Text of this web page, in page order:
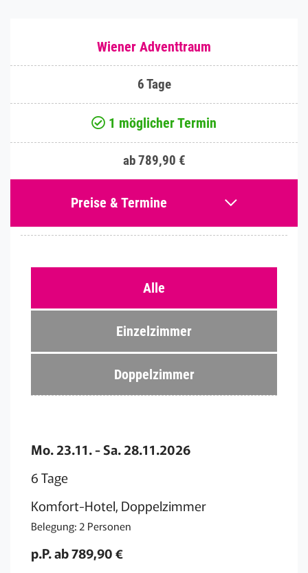
Wiener Adventtraum
6 Tage
1 möglicher Termin
ab 789,90 €
Preise & Termine
Alle
Einzelzimmer
Doppelzimmer
Mo. 23.11. - Sa. 28.11.2026
6 Tage
Komfort-Hotel, Doppelzimmer
Belegung: 2 Personen
p.P. ab 789,90 €